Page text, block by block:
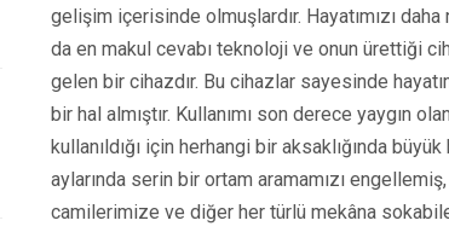
gelişim içerisinde olmuşlardır. Hayatımızı
da en makul cevabı teknoloji ve onun ürettiği
gelen bir cihazdır. Bu cihazlar sayesinde
bir hal almıştır. Kullanımı son derece yaygın
kullanıldığı için herhangi bir aksaklığında
aylarında serin bir ortam aramamızı
camilerimize ve diğer her türlü mekâna